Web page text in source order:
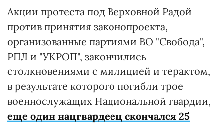
Акции протеста под Верховной Радой
против принятия законопроекта,
организованные партиями ВО "Свобода",
РПЛ и "УКРОП", закончились
столкновениями с милицией и терактом,
в результате которого погибли трое
военнослужащих Национальной гвардии,
еще один нацгвардеец скончался 25